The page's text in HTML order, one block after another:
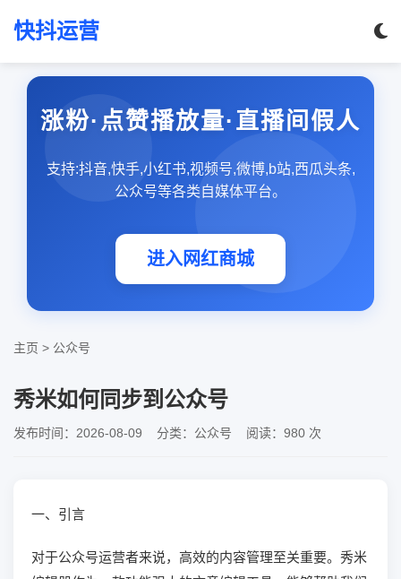
快抖运营
涨粉·点赞播放量·直播间假人
支持:抖音,快手,小红书,视频号,微博,b站,西瓜头条,
公众号等各类自媒体平台。
进入网红商城
主页 > 公众号
秀米如何同步到公众号
发布时间：2026-08-09 分类：公众号 阅读：980 次
一、引言
对于公众号运营者来说，高效的内容管理至关重要。秀米